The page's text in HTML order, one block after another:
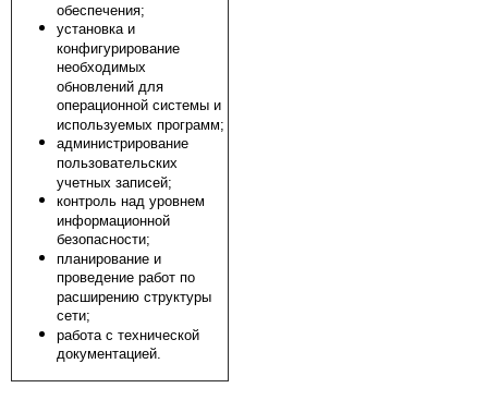
обеспечения;
установка и
конфигурирование
необходимых
обновлений для
операционной системы и
используемых программ;
администрирование
пользовательских
учетных записей;
контроль над уровнем
информационной
безопасности;
планирование и
проведение работ по
расширению структуры
сети;
работа с технической
документацией.